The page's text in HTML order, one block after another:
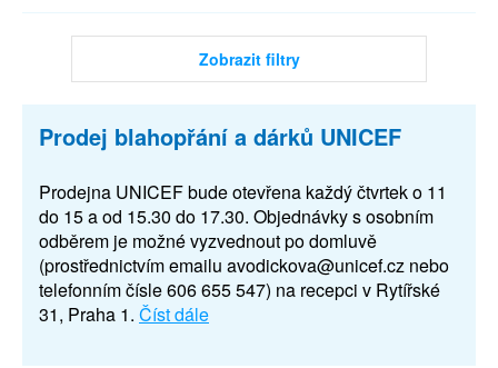
Zobrazit filtry
Prodej blahopřání a dárků UNICEF
Prodejna UNICEF bude otevřena každý čtvrtek o 11
do 15 a od 15.30 do 17.30. Objednávky s osobním
odběrem je možné vyzvednout po domluvě
(prostřednictvím emailu avodickova@unicef.cz nebo
telefonním čísle 606 655 547) na recepci v Rytířské
31, Praha 1. Číst dále